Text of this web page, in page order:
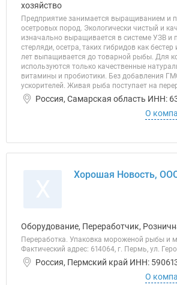
хозяйство
Предприятие занимается выращиванием и
осетровых пород. Экологически чистый и
изначально выращивается в системе УЗВ и
стерляди, осетра, таких гибридов как
лет выпащивается до товарной рыбы. Для
используются только качественные
витамины и пробиотики. Без добавления
ускорителей. Живая рыба поступает на
Россия, Самарская область ИНН:
О
Хорошая Новость,
Оборудование, Переработчик,
Переработка. Упаковка мороженой рыбы и
Фактический адрес: 614064, г. Пермь, ул.
Россия, Пермский край ИНН:
О